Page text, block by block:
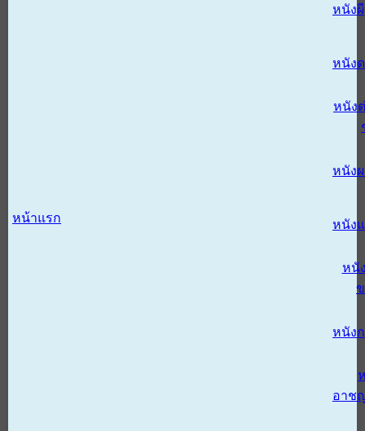
หน้าแรก
หนังผี
หนัง
หนัง
หนัง
หนัง
หนั
หนัง
อาช